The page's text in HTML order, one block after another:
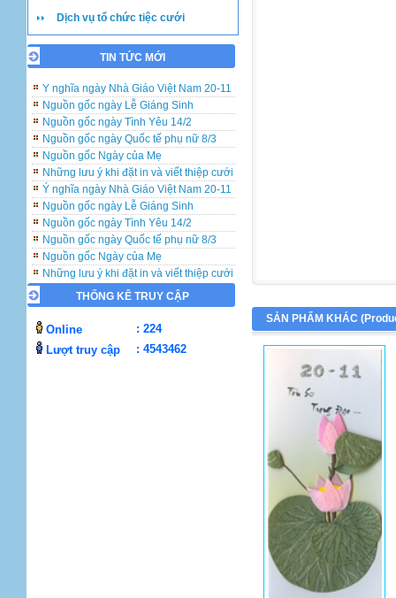
Dịch vụ tổ chức tiệc cưới
TIN TỨC MỚI
Những lưu ý khi đặt in và viết thiệp cưới
Ý nghĩa ngày Nhà Giáo Việt Nam 20-11
Nguồn gốc ngày Lễ Giáng Sinh
Nguồn gốc ngày Tình Yêu 14/2
Nguồn gốc ngày Quốc tế phụ nữ 8/3
Nguồn gốc Ngày của Mẹ
Những lưu ý khi đặt in và viết thiệp cưới
Ý nghĩa ngày Nhà Giáo Việt Nam 20-11
Nguồn gốc ngày Lễ Giáng Sinh
Nguồn gốc ngày Tình Yêu 14/2
Nguồn gốc ngày Quốc tế phụ nữ 8/3
Nguồn gốc Ngày của Mẹ
Những lưu ý khi đặt in và viết thiệp cưới
Ý nghĩa ngày Nhà Giáo Việt Nam 20-11
Nguồn gốc ngày Lễ Giáng Sinh
Nguồn gốc ngày Quốc tế phụ nữ 8/3
Nguồn gốc Ngày của Mẹ
THỐNG KÊ TRUY CẬP
Online
: 224
Lượt truy cập
: 4543462
SẢN PHẨM KHÁC (